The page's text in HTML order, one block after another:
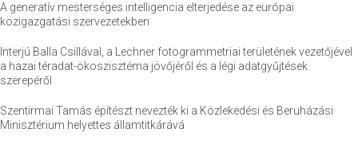
A generatív mesterséges intelligencia elterjedése az európai
közigazgatási szervezetekben
Interjú Balla Csillával, a Lechner fotogrammetriai területének vezetőjével
a hazai téradat-ökoszisztéma jövőjéről és a légi adatgyűjtések
szerepéről
Szentirmai Tamás építészt nevezték ki a Közlekedési és Beruházási
Minisztérium helyettes államtitkárává